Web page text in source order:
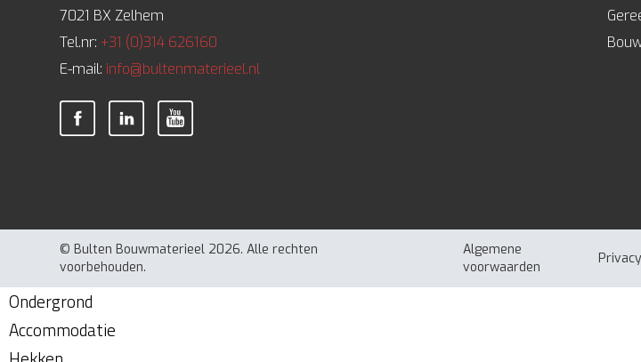
7021 BX Zelhem
Tel.nr: +31 (0)314 626160
E-mail: info@bultenmaterieel.nl
© Bulten Bouwmaterieel 2026. Alle rechten
voorbehouden.
Algemene
voorwaarden
Ondergrond
Accommodatie